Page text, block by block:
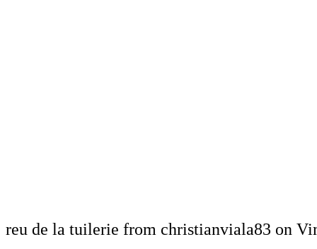
reu de la tuilerie from christianviala83 on